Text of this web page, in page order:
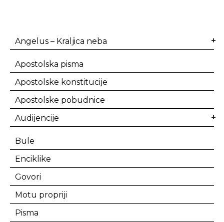
Angelus – Kraljica neba
Apostolska pisma
Apostolske konstitucije
Apostolske pobudnice
Audijencije
Bule
Enciklike
Govori
Motu propriji
Pisma